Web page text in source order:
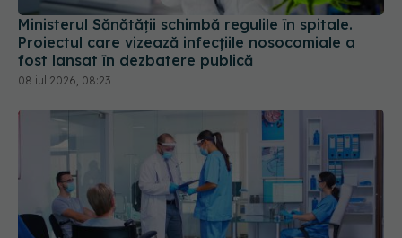
Ministerul Sănătății schimbă regulile în spitale.
Proiectul care vizează infecțiile nosocomiale a
fost lansat în dezbatere publică
08 iul 2026, 08:23